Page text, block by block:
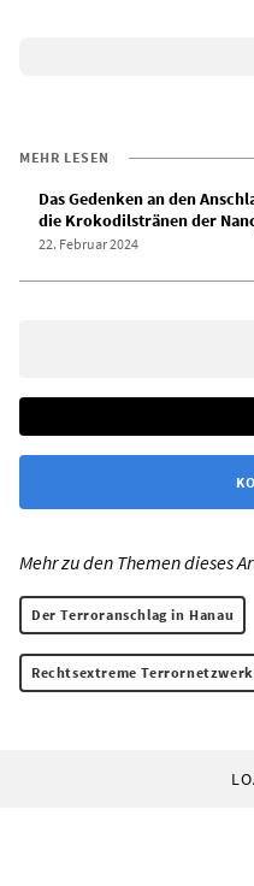
MEHR LESEN
Das Gedenken an den
die Krokodilstränen der
22. Februar 2024
Mehr zu den Themen dieses
Der Terroranschlag in Hanau
Rechtsextreme